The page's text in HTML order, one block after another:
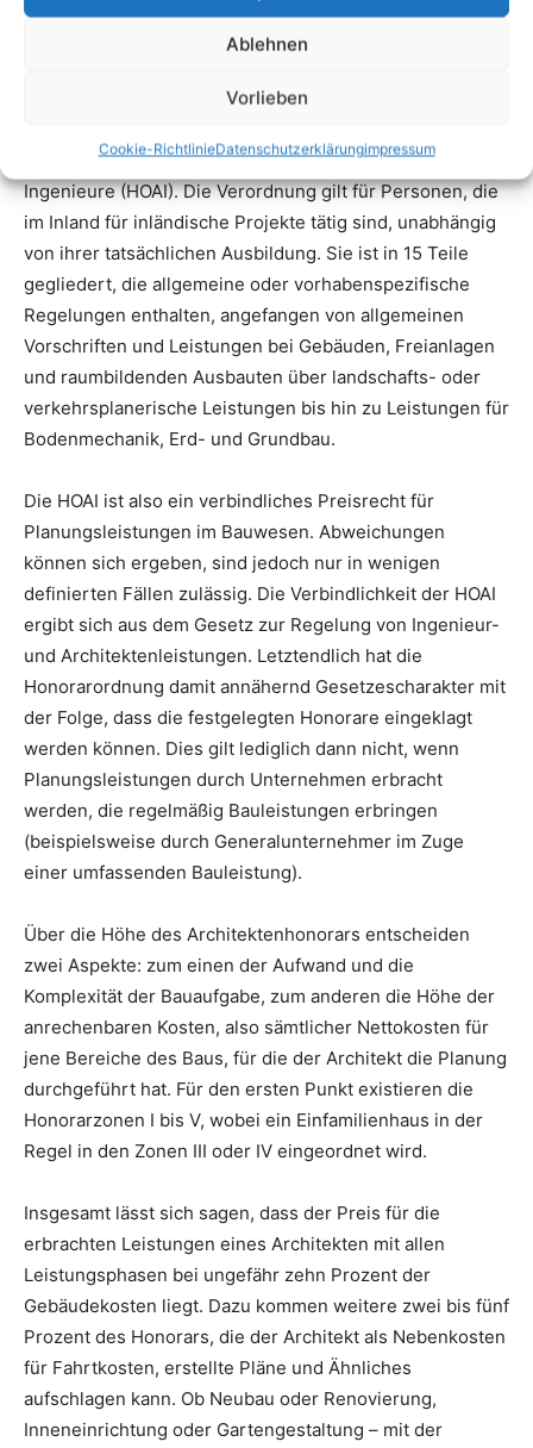
Ablehnen
Vorlieben
Cookie-RichtlinieDatenschutzerklärungimpressum
Der vom Bauherrn beauftragte Architekt fungiert als
Mittler zwischen diesem und den einzelnen Fachleuten.
Frage nach den anfallenden Kosten beziehungsweise
sich aus der Honorarordnung für Architekten und
Ingenieure (HOAI). Die Verordnung gilt für Personen, die
im Inland für inländische Projekte tätig sind, unabhängig
von ihrer tatsächlichen Ausbildung. Sie ist in 15 Teile
gegliedert, die allgemeine oder vorhabenspezifische
Regelungen enthalten, angefangen von allgemeinen
Vorschriften und Leistungen bei Gebäuden, Freianlagen
und raumbildenden Ausbauten über landschafts- oder
verkehrsplanerische Leistungen bis hin zu Leistungen für
Bodenmechanik, Erd- und Grundbau.
Die HOAI ist also ein verbindliches Preisrecht für
Planungsleistungen im Bauwesen. Abweichungen
können sich ergeben, sind jedoch nur in wenigen
definierten Fällen zulässig. Die Verbindlichkeit der HOAI
ergibt sich aus dem Gesetz zur Regelung von Ingenieur-
und Architektenleistungen. Letztendlich hat die
Honorarordnung damit annähernd Gesetzescharakter mit
der Folge, dass die festgelegten Honorare eingeklagt
werden können. Dies gilt lediglich dann nicht, wenn
Planungsleistungen durch Unternehmen erbracht
werden, die regelmäßig Bauleistungen erbringen
(beispielsweise durch Generalunternehmer im Zuge
einer umfassenden Bauleistung).
Über die Höhe des Architektenhonorars entscheiden
zwei Aspekte: zum einen der Aufwand und die
Komplexität der Bauaufgabe, zum anderen die Höhe der
anrechenbaren Kosten, also sämtlicher Nettokosten für
jene Bereiche des Baus, für die der Architekt die Planung
durchgeführt hat. Für den ersten Punkt existieren die
Honorarzonen I bis V, wobei ein Einfamilienhaus in der
Regel in den Zonen III oder IV eingeordnet wird.
Insgesamt lässt sich sagen, dass der Preis für die
erbrachten Leistungen eines Architekten mit allen
Leistungsphasen bei ungefähr zehn Prozent der
Gebäudekosten liegt. Dazu kommen weitere zwei bis fünf
Prozent des Honorars, die der Architekt als Nebenkosten
für Fahrtkosten, erstellte Pläne und Ähnliches
aufschlagen kann. Ob Neubau oder Renovierung,
Inneneinrichtung oder Gartengestaltung – mit der